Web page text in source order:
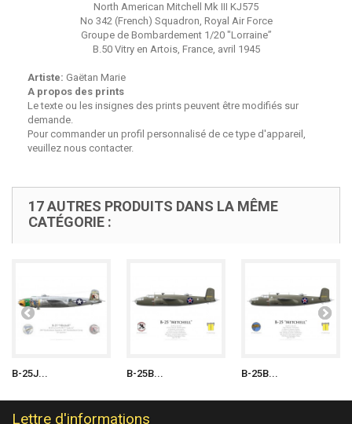
North American Mitchell Mk III KJ575
No 342 (French) Squadron, Royal Air Force
Groupe de Bombardement 1/20 "Lorraine”
B.50 Vitry en Artois, France, avril 1945
Artiste: Gaëtan Marie
A propos des prints
Le texte ou les insignes des prints peuvent être modifiés sur
demande.
Pour commander un profil personnalisé de ce type d'appareil,
veuillez nous contacter.
17 AUTRES PRODUITS DANS LA MÊME
CATÉGORIE :
B-25J... B-25B... B-25B...
Lettre d'informations